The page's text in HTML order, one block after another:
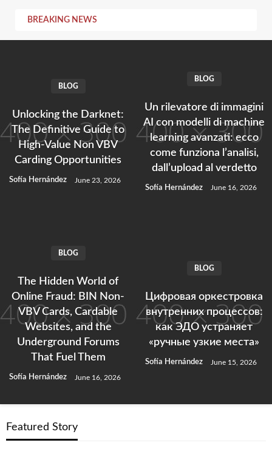
BREAKING NEWS
BLOG
Unlocking the Darknet:
The Definitive Guide to
High-Value Non VBV
Carding Opportunities
Sofía Hernández June 23, 2026
BLOG
Un rilevatore di immagini
AI con modelli di machine
learning avanzati: ecco
come funziona l’analisi,
dall’upload al verdetto
Sofía Hernández June 16, 2026
BLOG
The Hidden World of
Online Fraud: BIN Non-
VBV Cards, Cardable
Websites, and the
Underground Forums
That Fuel Them
Sofía Hernández June 16, 2026
BLOG
Цифровая оркестровка
внутренних процессов:
как ЭДО устраняет
«ручные узкие места»
Sofía Hernández June 15, 2026
Featured Story